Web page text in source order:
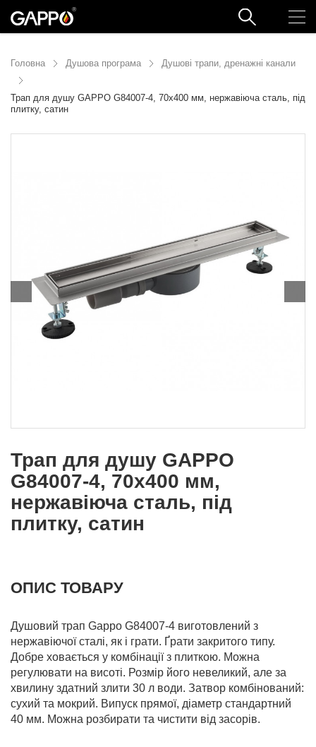
Головна Душова програма Душові трапи, дренажні канали
Трап для душу GAPPO G84007-4, 70х400 мм, нержавіюча сталь, під
плитку, сатин
Трап для душу GAPPO
G84007-4, 70х400 мм,
нержавіюча сталь, під
плитку, сатин
ОПИС ТОВАРУ
Душовий трап Gappo G84007-4 виготовлений з
нержавіючої сталі, як і грати. Ґрати закритого типу.
Добре ховається у комбінації з плиткою. Можна
регулювати на висоті. Розмір його невеликий, але за
хвилину здатний злити 30 л води. Затвор комбінований:
сухий та мокрий. Випуск прямої, діаметр стандартний
40 мм. Можна розбирати та чистити від засорів.